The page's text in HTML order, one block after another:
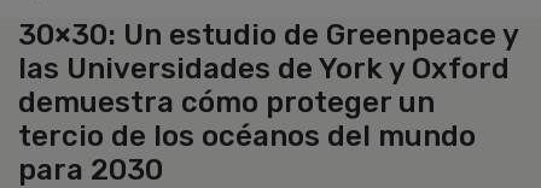
30×30: Un estudio de Greenpeace y
las Universidades de York y Oxford
demuestra cómo proteger un
tercio de los océanos del mundo
para 2030